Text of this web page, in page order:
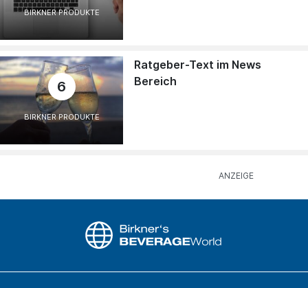
BIRKNER PRODUKTE
6
BIRKNER PRODUKTE
Ratgeber-Text im News
Bereich